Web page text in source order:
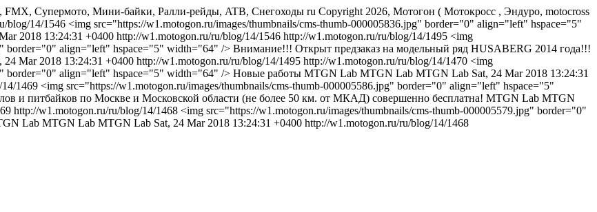
FMX, Супермото, Мини-байки, Ралли-рейды, ATB, Снегоходы ru Copyright 2026, Мотогон ( Мотокросс , Эндуро, motocross
blog/14/1546 <img src="https://w1.motogon.ru/images/thumbnails/cms-thumb-000005836.jpg" border="0" align="left" hspace="5"
2018 13:24:31 +0400 http://w1.motogon.ru/ru/blog/14/1546 http://w1.motogon.ru/ru/blog/14/1495 <img
border="0" align="left" hspace="5" width="64" /> Внимание!!! Открыт предзаказ на модельный ряд HUSABERG 2014 года!!!
24 Mar 2018 13:24:31 +0400 http://w1.motogon.ru/ru/blog/14/1495 http://w1.motogon.ru/ru/blog/14/1470 <img
border="0" align="left" hspace="5" width="64" /> Новые работы MTGN Lab MTGN Lab MTGN Lab Sat, 24 Mar 2018 13:24:31
1469 <img src="https://w1.motogon.ru/images/thumbnails/cms-thumb-000005586.jpg" border="0" align="left" hspace="5"
и питбайков по Москве и Московской области (не более 50 км. от МКАД) совершенно бесплатна! MTGN Lab MTGN
http://w1.motogon.ru/ru/blog/14/1468 <img src="https://w1.motogon.ru/images/thumbnails/cms-thumb-000005579.jpg" border="0"
Lab MTGN Lab MTGN Lab Sat, 24 Mar 2018 13:24:31 +0400 http://w1.motogon.ru/ru/blog/14/1468